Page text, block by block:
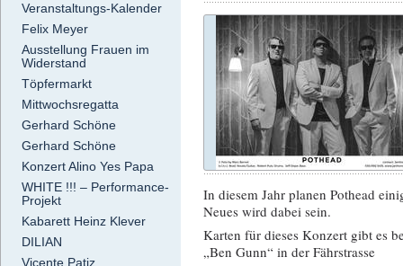
Veranstaltungs-Kalender
Felix Meyer
Ausstellung Frauen im
Widerstand
Töpfermarkt
Mittwochsregatta
Gerhard Schöne
Gerhard Schöne
Konzert Alino Yes Papa
WHITE !!! – Performance-
Projekt
Kabarett Heinz Klever
DILIAN
Vicente Patiz
In diesem Jahr planen Pothead
Neues wird dabei sein.
Karten für dieses Konzert gibt es
„Ben Gunn“ in der Fährstrasse